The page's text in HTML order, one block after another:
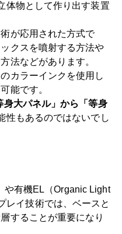
体物として作り出す装置
が応用された方式で
クスを噴射する方法や
法などがあります。
カラーインクを使用し
能です。
身大パネル」から「等身
性もあるのではないでし
有機EL（Organic Light
レイ技術では、ベースと
することが重要になり